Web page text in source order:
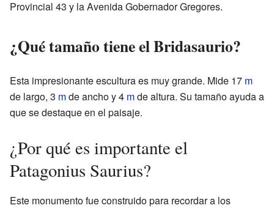
Provincial 43 y la Avenida Gobernador Gregores.
¿Qué tamaño tiene el Bridasaurio?
Esta impresionante escultura es muy grande. Mide 17 m
de largo, 3 mde ancho y 4 mde altura. Su tamaño ayuda a
que se destaque en el paisaje.
¿Por qué es importante el
Patagonius Saurius?
Este monumento fue construido para recordar a los